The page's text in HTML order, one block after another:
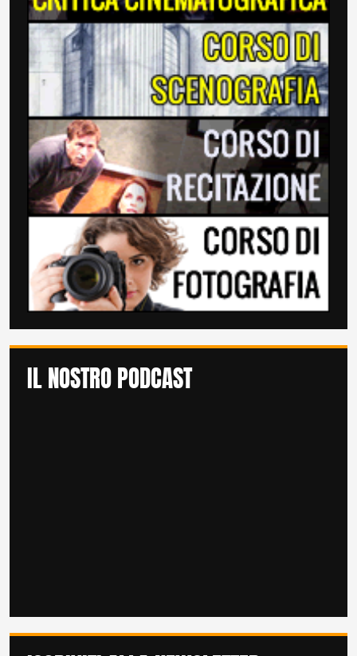
IL NOSTRO PODCAST